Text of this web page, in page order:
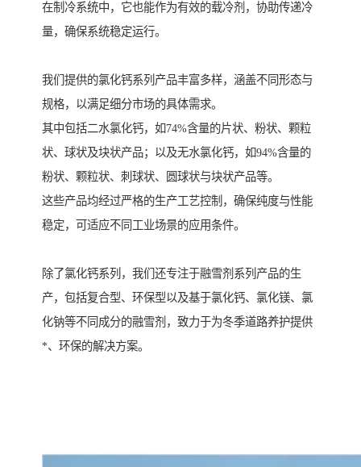
在制冷系统中，它也能作为有效的载冷剂，协助传递冷
量，确保系统稳定运行。
我们提供的氯化钙系列产品丰富多样，涵盖不同形态与
规格，以满足细分市场的具体需求。
其中包括二水氯化钙，如74%含量的片状、粉状、颗粒
状、球状及块状产品；以及无水氯化钙，如94%含量的
粉状、颗粒状、刺球状、圆球状与块状产品等。
这些产品均经过严格的生产工艺控制，确保纯度与性能
稳定，可适应不同工业场景的应用条件。
除了氯化钙系列，我们还专注于融雪剂系列产品的生
产，包括复合型、环保型以及基于氯化钙、氯化镁、氯
化钠等不同成分的融雪剂，致力于为冬季道路养护提供
*、环保的解决方案。